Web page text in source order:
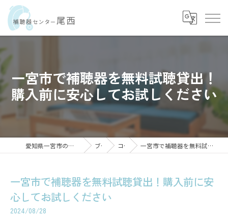
一宮市で補聴器を無料試聴貸出！
購入前に安心してお試しください
愛知県一宮市の補聴器なら補聴器センター尾西 ブログ コラム 一宮市で補聴器を無料試聴貸出！購入前に安心してお試しください
一宮市で補聴器を無料試聴貸出！購入前に安
心してお試しください
2024/08/28